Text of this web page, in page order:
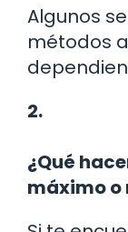
Algunos
métodos
2.
¿Qué
máximo o